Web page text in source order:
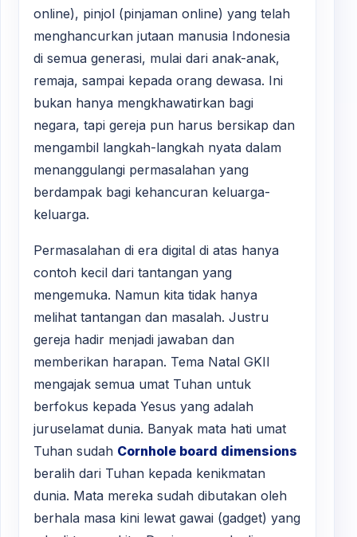
online), pinjol (pinjaman online) yang telah
menghancurkan jutaan manusia Indonesia
di semua generasi, mulai dari anak-anak,
remaja, sampai kepada orang dewasa. Ini
bukan hanya mengkhawatirkan bagi
negara, tapi gereja pun harus bersikap dan
mengambil langkah-langkah nyata dalam
menanggulangi permasalahan yang
berdampak bagi kehancuran keluarga-
keluarga.
Permasalahan di era digital di atas hanya
contoh kecil dari tantangan yang
mengemuka. Namun kita tidak hanya
melihat tantangan dan masalah. Justru
gereja hadir menjadi jawaban dan
memberikan harapan. Tema Natal GKII
mengajak semua umat Tuhan untuk
berfokus kepada Yesus yang adalah
juruselamat dunia. Banyak mata hati umat
Tuhan sudah Cornhole board dimensions
beralih dari Tuhan kepada kenikmatan
dunia. Mata mereka sudah dibutakan oleh
berhala masa kini lewat gawai (gadget) yang